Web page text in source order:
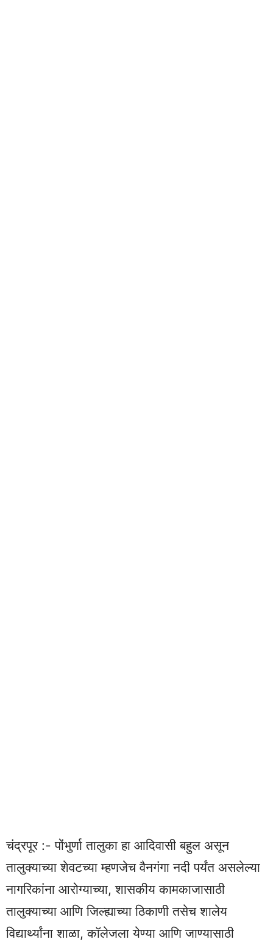
चंद्रपूर :- पोंभुर्णा तालुका हा आदिवासी बहुल असून
तालुक्याच्या शेवटच्या म्हणजेच वैनगंगा नदी पर्यंत असलेल्या
नागरिकांना आरोग्याच्या, शासकीय कामकाजासाठी
तालुक्याच्या आणि जिल्ह्याच्या ठिकाणी तसेच शालेय
विद्यार्थ्यांना शाळा, कॉलेजला येण्या आणि जाण्यासाठी